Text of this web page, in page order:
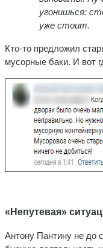
угонишься:
уже стоит.
Кто-то предложил
мусорные баки. И вот
«Непутевая»
Антону Пантину не до